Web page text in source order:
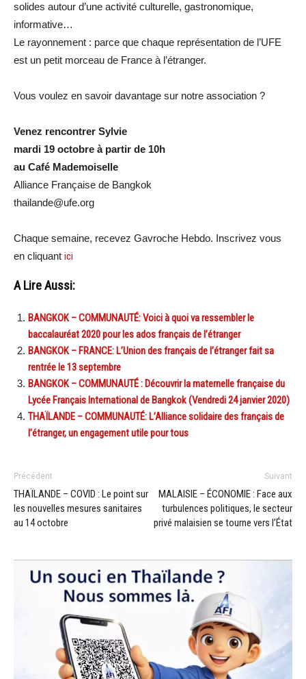
solides autour d’une activité culturelle, gastronomique,
informative…
Le rayonnement : parce que chaque représentation de l’UFE
est un petit morceau de France à l’étranger.
Vous voulez en savoir davantage sur notre association ?
Venez rencontrer Sylvie
mardi 19 octobre à partir de 10h
au Café Mademoiselle
Alliance Française de Bangkok
thailande@ufe.org
Chaque semaine, recevez Gavroche Hebdo. Inscrivez vous
en cliquant ici
A Lire Aussi:
BANGKOK – COMMUNAUTÉ: Voici à quoi va ressembler le
baccalauréat 2020 pour les ados français de l’étranger
BANGKOK – FRANCE: L’Union des français de l’étranger fait sa
rentrée le 13 septembre
BANGKOK – COMMUNAUTÉ : Découvrir la maternelle française du
Lycée Français International de Bangkok (Vendredi 24 janvier 2020)
THAÏLANDE – COMMUNAUTÉ: L’Alliance solidaire des français de
l’étranger, un engagement utile pour tous
Précédent
THAÏLANDE – COVID : Le point sur
les nouvelles mesures sanitaires
au 14 octobre
Suivant
MALAISIE – ÉCONOMIE : Face aux
turbulences politiques, le secteur
privé malaisien se tourne vers l’État